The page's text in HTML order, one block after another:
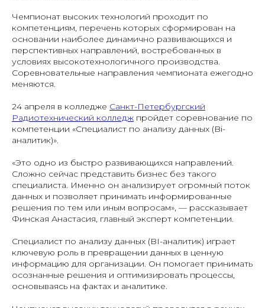
Чемпионат высоких технологий проходит по
компетенциям, перечень которых сформирован на
основании наиболее динамично развивающихся и
перспективных направлений, востребованных в
условиях высокотехнологичного производства.
Соревновательные направления чемпионата ежегодно
меняются.
24 апреля в колледже Санкт-Петербургский
Радиотехнический колледж пройдет соревнование по
компетенции «Специалист по анализу данных (Bi-
аналитик)».
«Это одно из быстро развивающихся направлений.
Сложно сейчас представить бизнес без такого
специалиста. Именно он анализирует огромный поток
данных и позволяет принимать информированные
решения по тем или иным вопросам», — рассказывает
Финская Анастасия, главный эксперт компетенции.
Специалист по анализу данных (BI-аналитик) играет
ключевую роль в превращении данных в ценную
информацию для организации. Он помогает принимать
осознанные решения и оптимизировать процессы,
основываясь на фактах и аналитике.